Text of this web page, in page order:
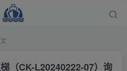
（CK-L20240222-07）询